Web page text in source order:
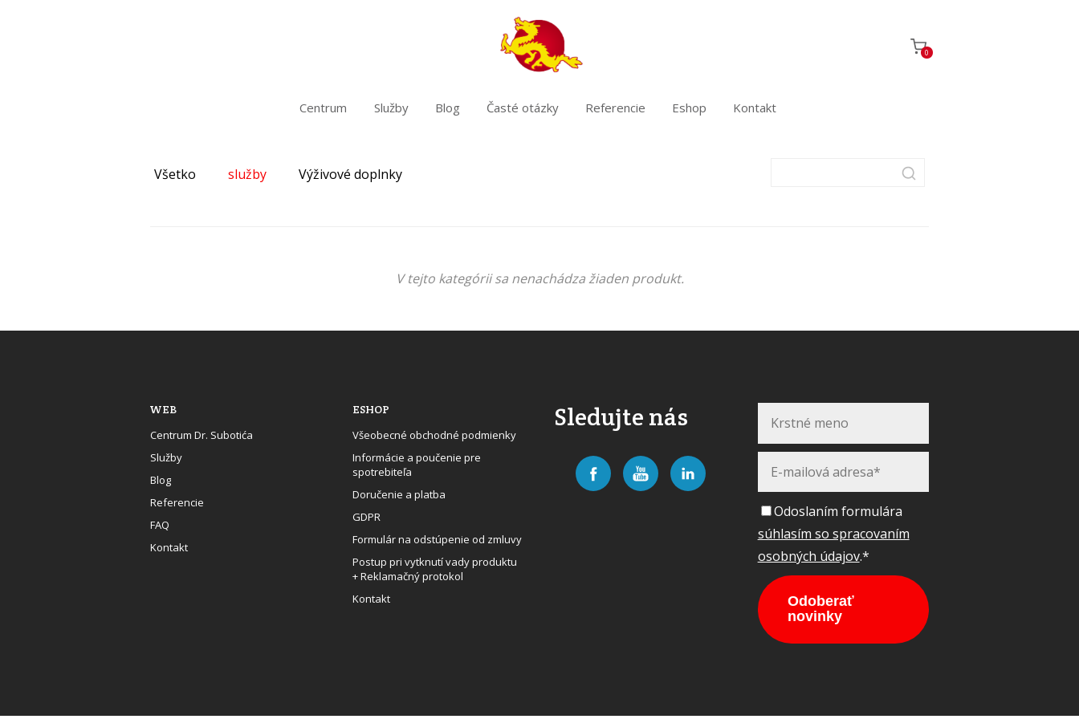
0
Centrum Služby Blog Časté otázky Referencie Eshop Kontakt
Všetko služby Výživové doplnky
V tejto kategórii sa nenachádza žiaden produkt.
WEB
Centrum Dr. Subotića
Služby
Blog
Referencie
FAQ
Kontakt
ESHOP
Všeobecné obchodné podmienky
Informácie a poučenie pre
spotrebiteľa
Doručenie a platba
GDPR
Formulár na odstúpenie od zmluvy
Postup pri vytknutí vady produktu
+ Reklamačný protokol
Kontakt
Sledujte nás
Odoslaním formulára
súhlasím so spracovaním
osobných údajov.*
Odoberať
novinky